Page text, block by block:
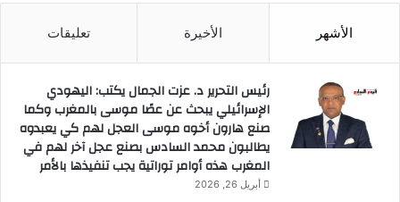
الأشهر الأخيرة تعليقات
رئيس التحرير د. عزت الجمال يكتب: اليهودي
الإسرائيلي يبحث عن عصًا موسى بالمغرب وكما
صنع هارون أخوه موسى العجل لهم كي يعبدوه
يطالبون محمد السادس بصنع عجل آخر لهم في
المغرب هذه أوامر توراتية يجب تنفيذها بالأمر
أبريل 26, 2026